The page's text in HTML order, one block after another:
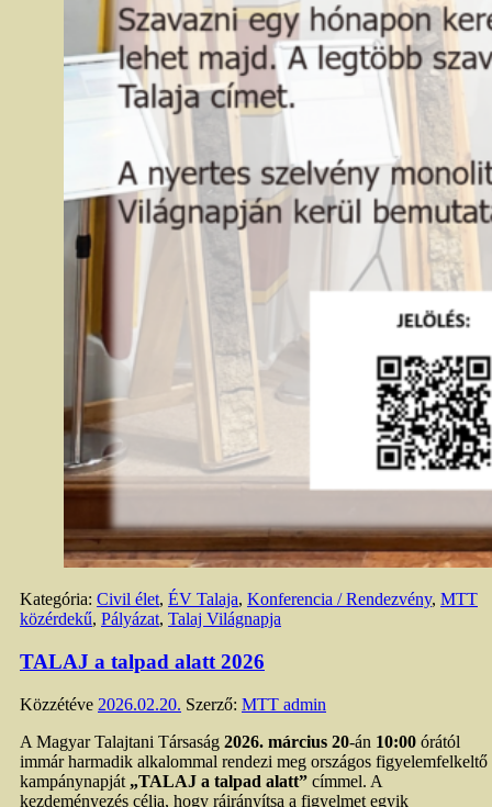
Kategória: Civil élet, ÉV Talaja, Konferencia / Rendezvény, MTT
közérdekű, Pályázat, Talaj Világnapja
TALAJ a talpad alatt 2026
Közzétéve 2026.02.20. Szerző: MTT admin
A Magyar Talajtani Társaság 2026. március 20-án 10:00 órától
immár harmadik alkalommal rendezi meg országos figyelemfelkeltő
kampánynapját „TALAJ a talpad alatt” címmel. A
kezdeményezés célja, hogy ráirányítsa a figyelmet egyik